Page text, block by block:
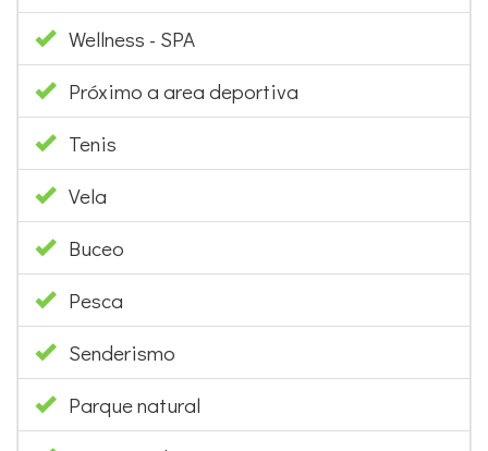
Vela
Buceo
Pesca
Senderismo
Parque natural
Deportes de acción
Tiro con arco
SERVICIOS EN LA ZONA/DISTANCIA